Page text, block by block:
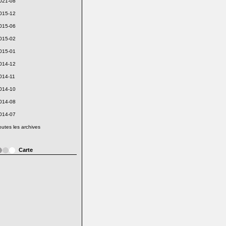
12
06
02
01
12
11
10
08
07
les archives
Carte